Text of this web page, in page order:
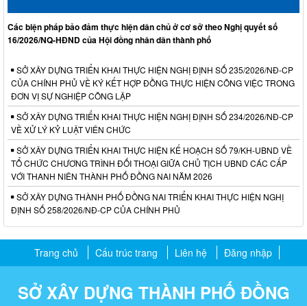
Các biện pháp bảo đảm thực hiện dân chủ ở cơ sở theo Nghị quyết số
16/2026/NQ-HĐND của Hội đồng nhân dân thành phố
SỞ XÂY DỰNG TRIỂN KHAI THỰC HIỆN NGHỊ ĐỊNH SỐ 235/2026/NĐ-CP
CỦA CHÍNH PHỦ VỀ KÝ KẾT HỢP ĐỒNG THỰC HIỆN CÔNG VIỆC TRONG
ĐƠN VỊ SỰ NGHIỆP CÔNG LẬP
SỞ XÂY DỰNG TRIỂN KHAI THỰC HIỆN NGHỊ ĐỊNH SỐ 234/2026/NĐ-CP
VỀ XỬ LÝ KỶ LUẬT VIÊN CHỨC
SỞ XÂY DỰNG TRIỂN KHAI THỰC HIỆN KẾ HOẠCH SỐ 79/KH-UBND VỀ
TỔ CHỨC CHƯƠNG TRÌNH ĐỐI THOẠI GIỮA CHỦ TỊCH UBND CÁC CẤP
VỚI THANH NIÊN THÀNH PHỐ ĐỒNG NAI NĂM 2026
SỞ XÂY DỰNG THÀNH PHỐ ĐỒNG NAI TRIỂN KHAI THỰC HIỆN NGHỊ
ĐỊNH SỐ 258/2026/NĐ-CP CỦA CHÍNH PHỦ
Trang chủ Cấu trúc trang Liên hệ Đăng nhập
SỞ XÂY DỰNG THÀNH PHỐ ĐỒNG